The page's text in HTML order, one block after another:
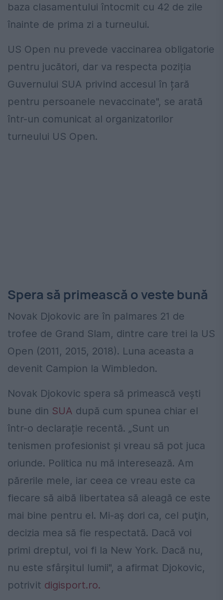
baza clasamentului întocmit cu 42 de zile
înainte de prima zi a turneului.
US Open nu prevede vaccinarea obligatorie
pentru jucători, dar va respecta poziția
Guvernului SUA privind accesul în țară
pentru persoanele nevaccinate", se arată
într-un comunicat al organizatorilor
turneului US Open.
Spera să primească o veste bună
Novak Djokovic are în palmares 21 de
trofee de Grand Slam, dintre care trei la US
Open (2011, 2015, 2018). Luna aceasta a
devenit Campion la Wimbledon.
Novak Djokovic spera să primească vești
bune din SUA după cum spunea chiar el
într-o declarație recentă. „Sunt un
tenismen profesionist şi vreau să pot juca
oriunde. Politica nu mă interesează. Am
părerile mele, iar ceea ce vreau este ca
fiecare să aibă libertatea să aleagă ce este
mai bine pentru el. Mi-aş dori ca, cel puţin,
decizia mea să fie respectată. Dacă voi
primi dreptul, voi fi la New York. Dacă nu,
nu este sfârşitul lumii", a afirmat Djokovic,
potrivit digisport.ro.